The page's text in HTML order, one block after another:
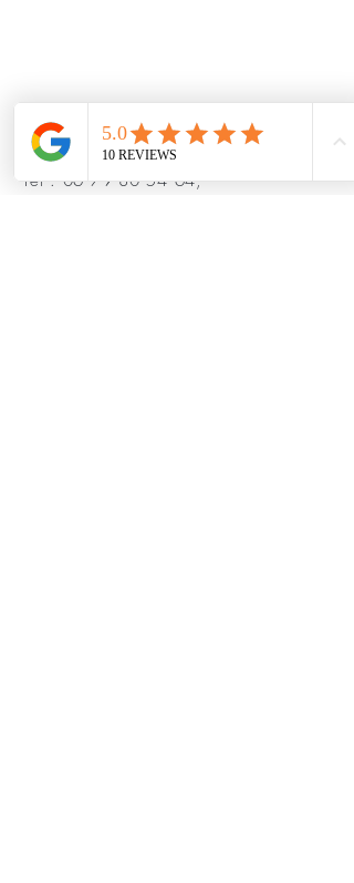
34 rue des Archives, 75004
Paris, France
Tél :06 79 80 54 64,